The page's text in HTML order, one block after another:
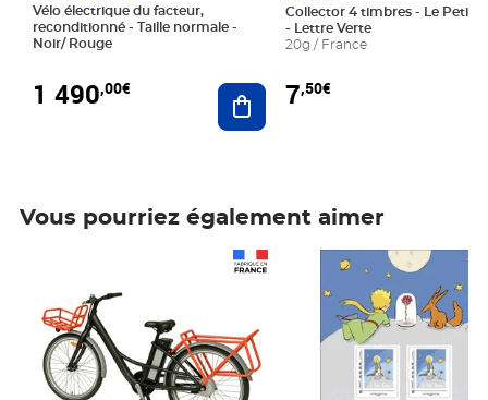
Vélo électrique du facteur,
reconditionné - Taille normale -
Noir/ Rouge
1 490,00€ Ajouter au panier
Collector 4 timbres - Le Petit
- Lettre Verte
20g / France
7,50€
Vous pourriez également aimer
Prix 7,50€